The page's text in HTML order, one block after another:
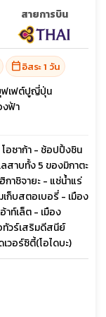
สายการบิน
calendar_todayอิสระ 1 วัน
ฟเฟต์ปูญี่ปุ่น
งฟ้า
อซาก้า - ช้อปปิ้งชิน
สาบทั้ง 5 ของมิกาตะ
กาชิจายะ - แช่น้ำแร่
เก็บสตอเบอรี่ - เมือง
าท์เล็ต - เมือง
วร์เสริมดีสนีย์
วอร์ซิตี้(โอไดบะ)